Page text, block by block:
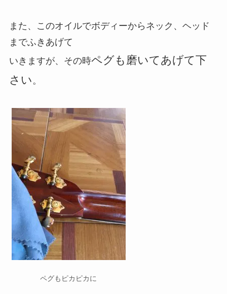
また、このオイルでボディーからネック、ヘッド
までふきあげて
いきますが、その時ペグも磨いてあげて下
さい。
ペグもピカピカに